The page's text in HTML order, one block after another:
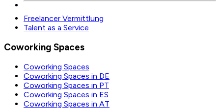
Freelancer Vermittlung
Talent as a Service
Coworking Spaces
Coworking Spaces
Coworking Spaces in DE
Coworking Spaces in PT
Coworking Spaces in ES
Coworking Spaces in AT